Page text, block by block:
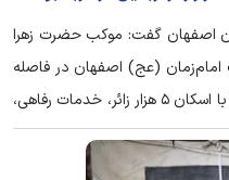
اصفهان گفت: موکب حضرت زهرا
(عج) اصفهان در فاصله
۳۰۰ متری حرم حضرت سیدالشهدا (ع) با اسکان ۵ هزار زائر، خدمات رفاهی،
زائران ارائه کرد.